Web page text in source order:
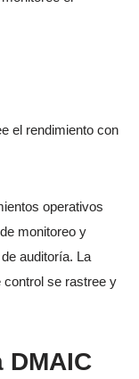
el rendimiento con
operativos
monitoreo y
auditoría. La
control se rastree y
DMAIC